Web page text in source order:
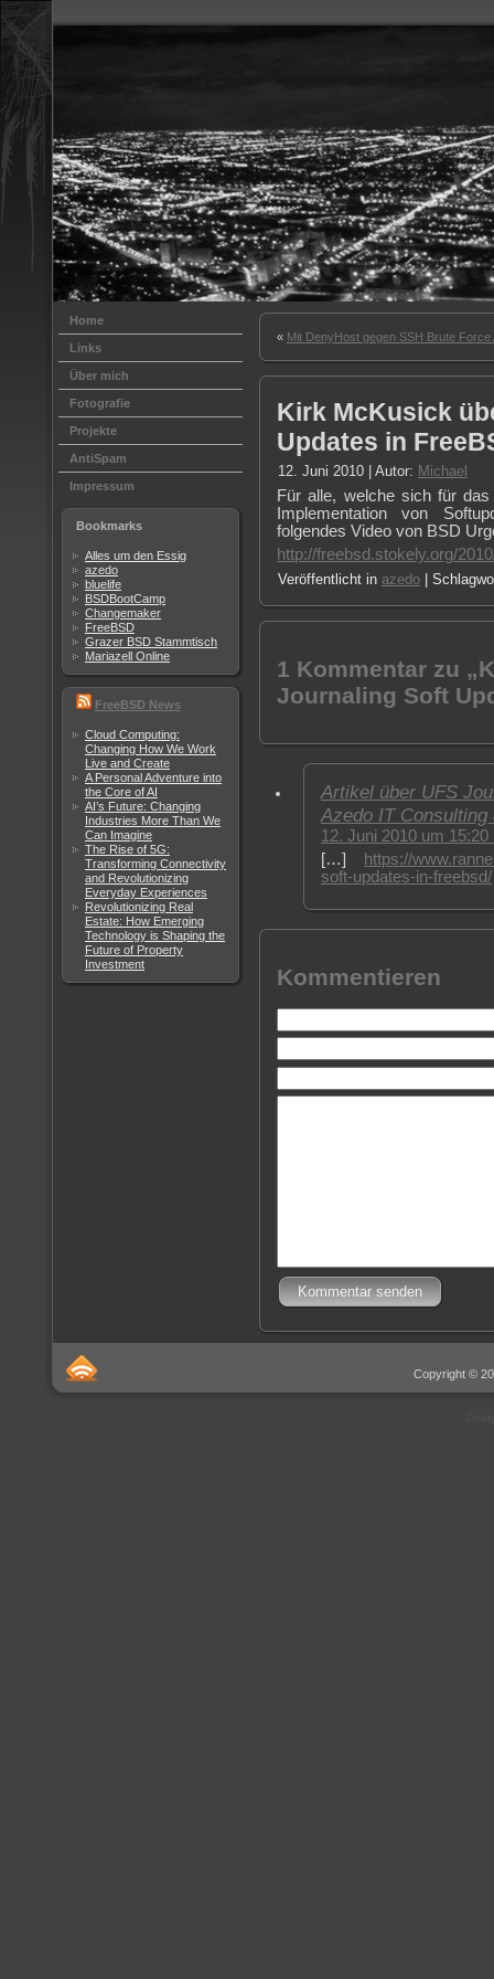
Home
Links
Über mich
Fotografie
Projekte
AntiSpam
Impressum
Bookmarks
Alles um den Essig
azedo
bluelife
BSDBootCamp
Changemaker
FreeBSD
Grazer BSD Stammtisch
Mariazell Online
FreeBSD News
Cloud Computing:
Changing How We Work
Live and Create
A Personal Adventure into
the Core of AI
AI’s Future: Changing
Industries More Than We
Can Imagine
The Rise of 5G:
Transforming Connectivity
and Revolutionizing
Everyday Experiences
Revolutionizing Real
Estate: How Emerging
Technology is Shaping the
Future of Property
Investment
« Mit DenyHost gegen SSH Brute Force
Kirk McKusick
Updates in
12. Juni 2010 | Autor: Michael
Für alle, welche sich für
Implementation von
folgendes Video von BSD
http://freebsd.stokely.org/
Veröffentlicht in azedo |
1 Kommentar zu
Journaling Soft
Artikel über UFS
Azedo IT
12. Juni 2010 um 15:20
[…]
https://
soft-updates-in-freebsd/
Kommentieren
Copyright ©